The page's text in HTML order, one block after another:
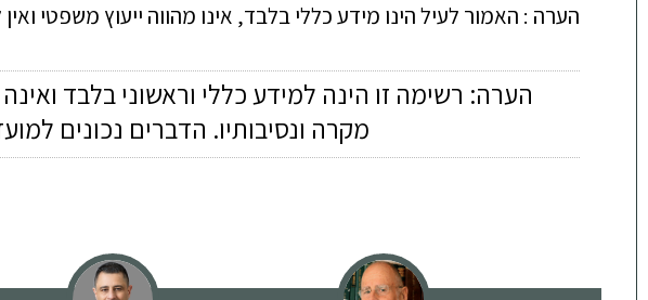
הערה : האמור לעיל הינו מידע כללי בלבד, אינו מהווה ייעוץ משפטי
הערה: רשימה זו הינה למידע כללי וראשוני בלבד
מקרה ונסיבותיו. הדברים נכונים